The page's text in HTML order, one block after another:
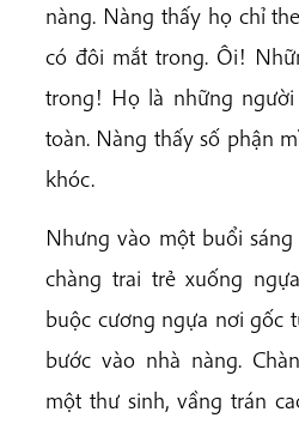
nàng. Nàng thấy họ chỉ
có đôi mắt trong. Ôi!
trong! Họ là những
toàn. Nàng thấy số phận
khóc.
Nhưng vào một buổi
chàng trai trẻ xuống
buộc cương ngựa nơi gốc
bước vào nhà nàng.
một thư sinh, vầng trán